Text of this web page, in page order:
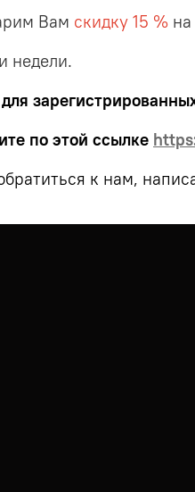
Вам скидку 15 %
недели.
по этой ссылке
к нам,